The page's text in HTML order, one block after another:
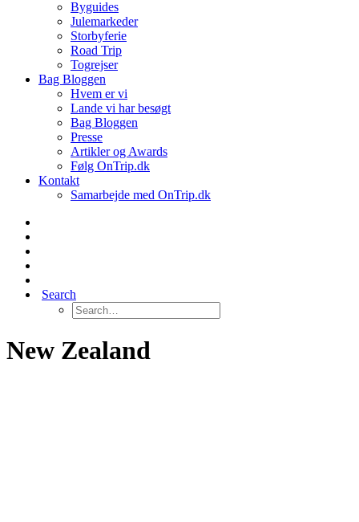
Byguides
Julemarkeder
Storbyferie
Road Trip
Togrejser
Bag Bloggen
Hvem er vi
Lande vi har besøgt
Bag Bloggen
Presse
Artikler og Awards
Følg OnTrip.dk
Kontakt
Samarbejde med OnTrip.dk
Search
New Zealand